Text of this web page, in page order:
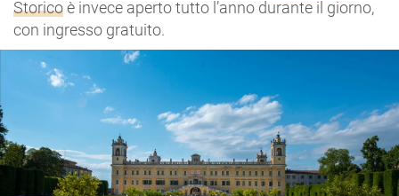
Storicoè invece aperto tutto l’anno durante il giorno,
con ingresso gratuito.